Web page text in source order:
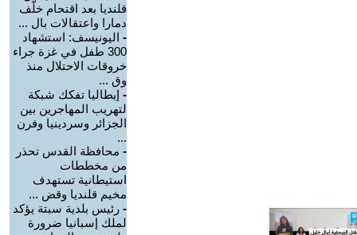
قلنديا بعد اقتحام خلّف
دمارا واعتقالات بال ...
- اليونيسف: استشهاد
300 طفل في غزة جراء
خروقات الاحتلال منذ
وق ...
- إيطاليا تفكك شبكة
لتهريب المهاجرين بين
الجزائر وسردينيا وفرن
...
- محافظة القدس تحذر
من مخططات
استيطانية تستهدف
مخيم قلنديا وقض ...
- رئيس بلدية سبتة يؤكد
لملك إسبانيا ضرورة